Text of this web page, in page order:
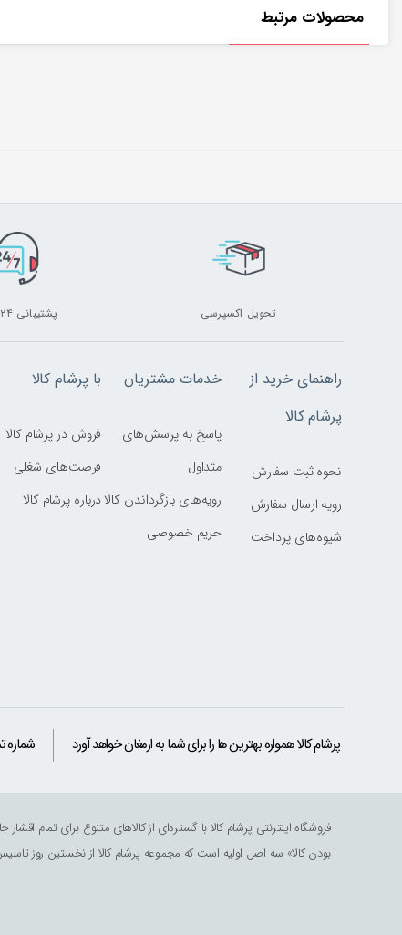
محصولات مرتبط
تحویل اکسپرسی پشتیبانی ۲۴ ساعته
راهنمای خرید از
پرشام کالا
نحوه ثبت سفارش
رویه ارسال سفارش
شیوه‌های پرداخت
خدمات مشتریان
پاسخ به پرسش‌های
متداول
رویه‌های بازگرداندن کالا
حریم خصوصی
با پرشام کالا
فروش در پرشام کالا
فرصت‌های شغلی
درباره پرشام کالا
پرشام کالا همواره بهترین ها را برای شما به ارمغان خواهد آورد شماره
فروشگاه اینترنتی پرشام کالا با گستره‌ای از کالاهای متنوع برای
بودن کالا» سه اصل اولیه است که مجموعه پرشام کالا از نخستین روز